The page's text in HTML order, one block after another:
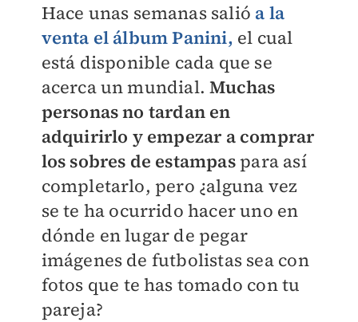
Hace unas semanas salió a la
venta el álbum Panini, el cual
está disponible cada que se
acerca un mundial.Muchas
personas no tardan en
adquirirlo y empezar a comprar
los sobres de estampas para así
completarlo, pero ¿alguna vez
se te ha ocurrido hacer uno en
dónde en lugar de pegar
imágenes de futbolistas sea con
fotos que te has tomado con tu
pareja?